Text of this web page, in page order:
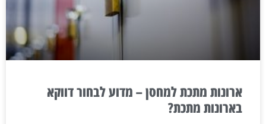
ארונות מתכת למחסן – מדוע לבחור דווקא
בארונות מתכת?